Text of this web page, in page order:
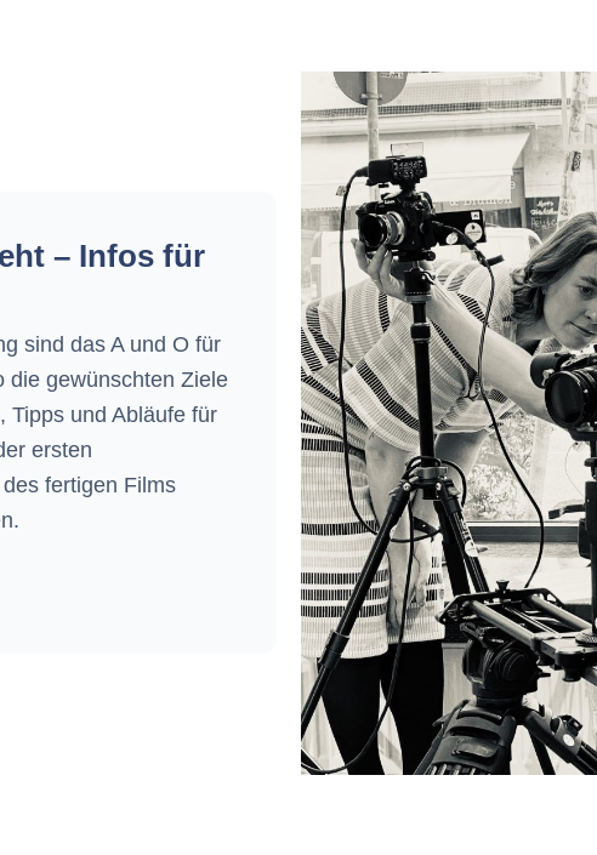
– Infos für
sind das A und O für
die gewünschten Ziele
Tipps und Abläufe für
ersten
fertigen Films